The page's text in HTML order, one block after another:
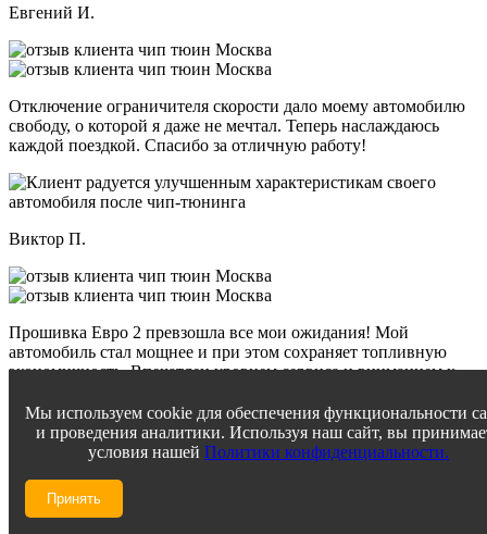
Евгений И.
Отключение ограничителя скорости дало моему автомобилю
свободу, о которой я даже не мечтал. Теперь наслаждаюсь
каждой поездкой. Спасибо за отличную работу!
Виктор П.
Прошивка Евро 2 превзошла все мои ожидания! Мой
автомобиль стал мощнее и при этом сохраняет топливную
экономичность. Впечатлен уровнем сервиса и вниманием к
Константин В.
Мы используем cookie для обеспечения функциональности
и проведения аналитики. Используя наш сайт, вы
условия нашей Политики конфиденциальности.
Принять